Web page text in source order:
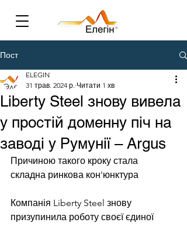
Пост
Liberty Steel знову вивела
у простій доменну піч на
заводі у Румунії – Argus
ELEGIN
31 трав. 2024 р. Читати 1 хв
Причиною такого кроку стала
складна ринкова кон'юнктура
Компанія Liberty Steel знову
призупинила роботу своєї єдиної